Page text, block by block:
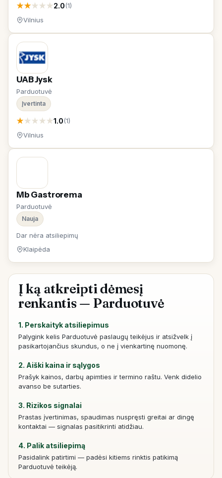
★★★★★2.0(1)
Vilnius
UAB Jysk
Parduotuvė
Įvertinta
★★★★★1.0(1)
Vilnius
Mb Gastrorema
Parduotuvė
Nauja
Dar nėra atsiliepimų
Klaipėda
Į ką atkreipti dėmesį
renkantis — Parduotuvė
1. Perskaityk atsiliepimus
Palygink kelis Parduotuvė paslaugų teikėjus ir atsižvelk į
pasikartojančius skundus, o ne į vienkartinę nuomonę.
2. Aiški kaina ir sąlygos
Prašyk kainos, darbų apimties ir termino raštu. Venk didelio
avanso be sutarties.
3. Rizikos signalai
Prastas įvertinimas, spaudimas nuspręsti greitai ar dingę
kontaktai — signalas pasitikrinti atidžiau.
4. Palik atsiliepimą
Pasidalink patirtimi — padėsi kitiems rinktis patikimą
Parduotuvė teikėją.